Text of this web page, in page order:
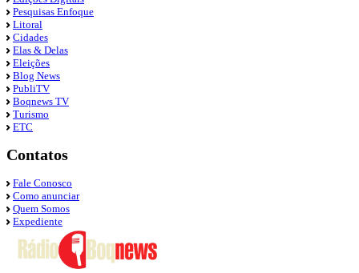
Pesquisas Enfoque
Litoral
Cidades
Elas & Delas
Eleições
Blog News
PubliTV
Boqnews TV
Turismo
ETC
Contatos
Fale Conosco
Como anunciar
Quem Somos
Expediente